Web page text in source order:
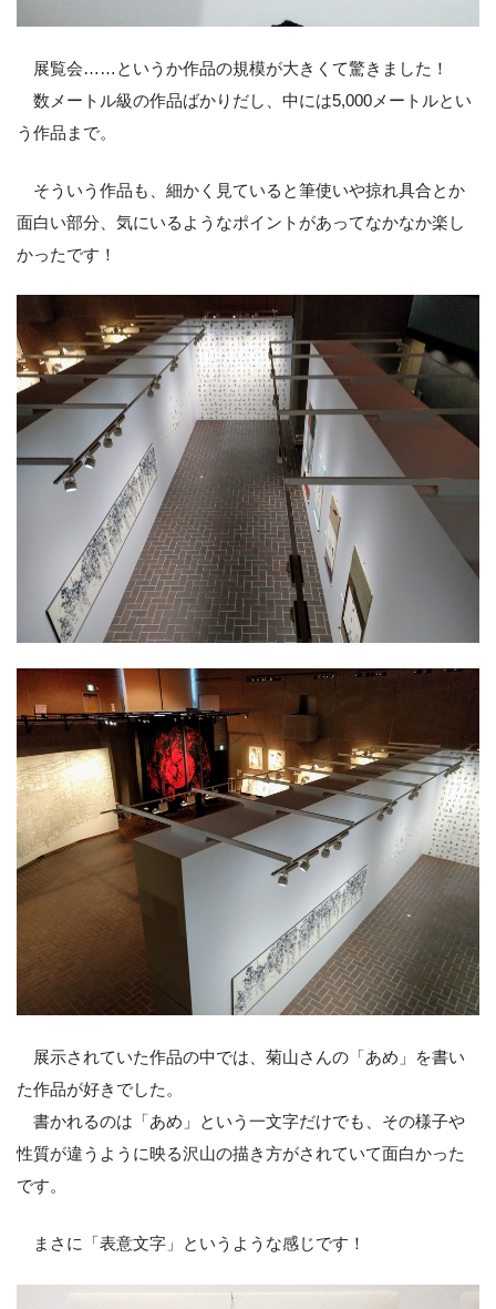
展覧会……というか作品の規模が大きくて驚きました！
数メートル級の作品ばかりだし、中には5,000メートルとい
う作品まで。
そういう作品も、細かく見ていると筆使いや掠れ具合とか
面白い部分、気にいるようなポイントがあってなかなか楽し
かったです！
展示されていた作品の中では、菊山さんの「あめ」を書い
た作品が好きでした。
書かれるのは「あめ」という一文字だけでも、その様子や
性質が違うように映る沢山の描き方がされていて面白かった
です。
まさに「表意文字」というような感じです！